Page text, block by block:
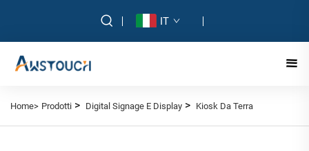
IT
Home> Prodotti > Digital Signage E Display > Kiosk Da Terra